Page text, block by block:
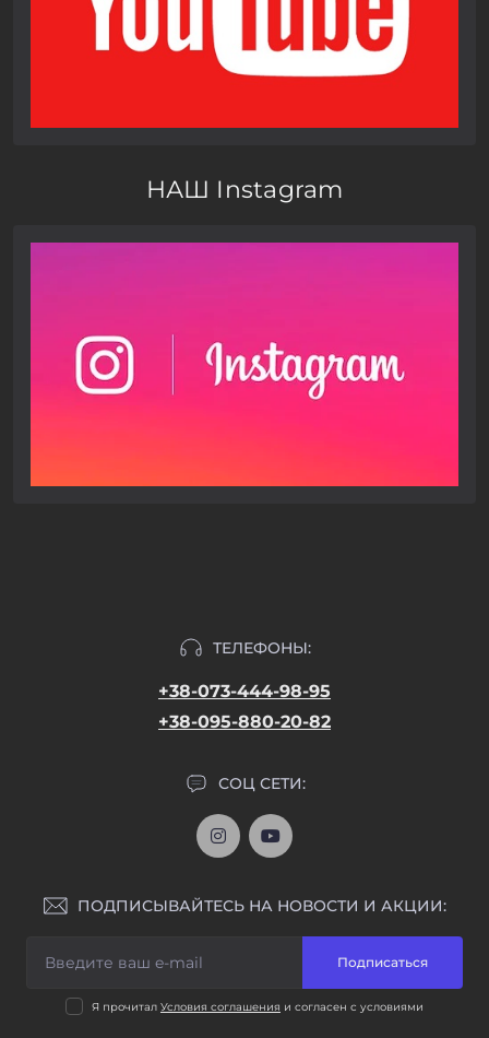
НАШ Instagram
ТЕЛЕФОНЫ:
+38-073-444-98-95
+38-095-880-20-82
СОЦ СЕТИ:
ПОДПИСЫВАЙТЕСЬ НА НОВОСТИ И АКЦИИ:
Подписаться
Я прочитал Условия соглашения и согласен с условиями